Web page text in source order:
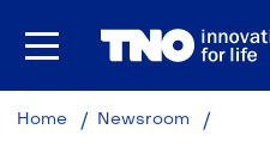
Home Newsroom